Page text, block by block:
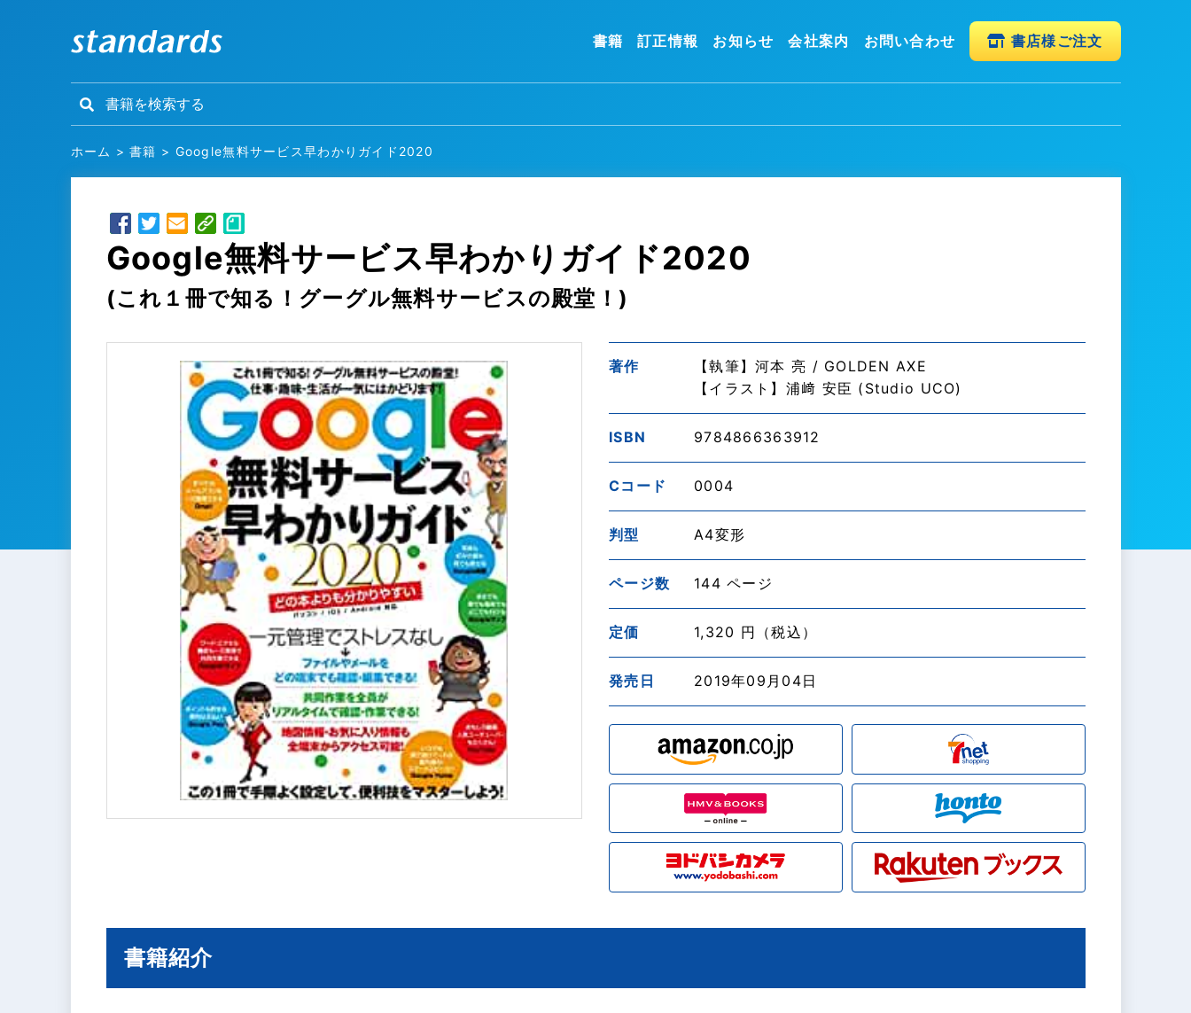
書籍 訂正情報 お知らせ 会社案内 お問い合わせ 書店様ご注文
ホーム >書籍 > Google無料サービス早わかりガイド2020
Google無料サービス早わかりガイド2020
(これ１冊で知る！グーグル無料サービスの殿堂！)
著作
【執筆】河本 亮 / GOLDEN AXE
【イラスト】浦﨑 安臣 (Studio UCO)
ISBN 9784866363912
Cコード 0004
判型 A4変形
ページ数 144 ページ
定価 1,320 円（税込）
発売日 2019年09月04日
書籍紹介